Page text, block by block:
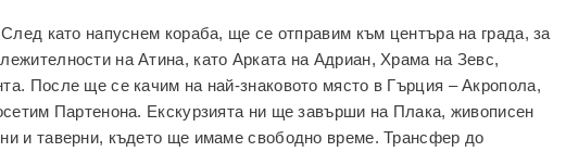
като напуснем кораба, ще се отправим към центъра на града, за
на Атина, като Арката на Адриан, Храма на Зевс,
После ще се качим на най-знаковото място в Гърция – Акропола,
Партенона. Екскурзията ни ще завърши на Плака, живописен
и таверни, където ще имаме свободно време. Трансфер до